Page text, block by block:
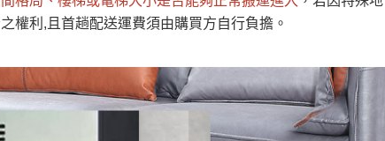
權利,且首趟配送運費須由購買方自行負擔。
費
復興鄉
峨眉鄉、五峰鄉、橫山、北埔鄉、尖石
鄉、寶山鄉山區、新埔山區、芎林山區、
關西 玉山里
客服會再來電或E-Mail與您聯絡
法提供運送 (詳見運送規章)。